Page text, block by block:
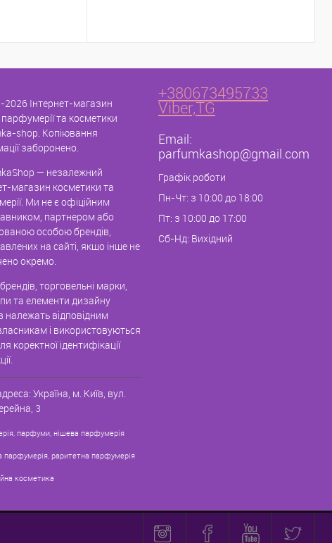
Інтернет-магазин
парфумерії та косметики
shop. Копіювання
заборонено.
— незалежний
магазин косметики та
Ми не є офіційним
партнером або
особою брендів,
на сайті, якщо інше не
окремо.
торговельні марки,
та елементи дизайну
належать відповідним
і використовуються
коректної ідентифікації
Україна, м. Київ, вул.
3
парфуми, нішева парфумерія
парфумерія, раритетна парфумерія
косметика
+380673495733
Viber,TG
Email:
parfumkashop@gmail.com
Графік роботи
Пн-Чт: з 10:00 до 18:00
Пт: з 10:00 до 17:00
Сб-Нд: Вихідний